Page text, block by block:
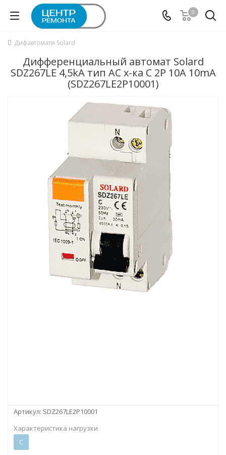
0
Дифавтомати Solard
Дифференциальный автомат Solard
SDZ267LE 4,5kA тип АС х-ка C 2P 10А 10mA
(SDZ267LE2P10001)
Артикул: SDZ267LE2P10001
Характеристика нагрузки
C